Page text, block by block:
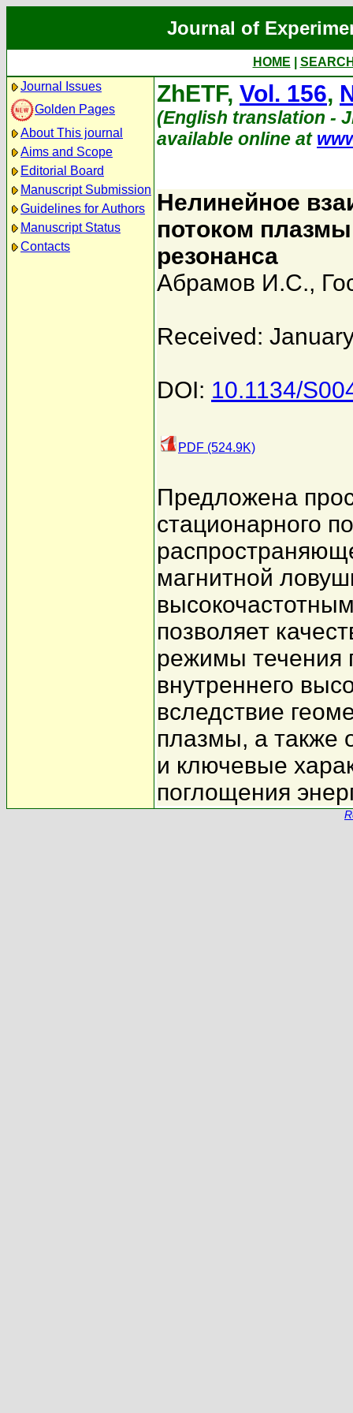
Journal of
HOME
Journal Issues
Golden Pages
About This journal
Aims and Scope
Editorial Board
Manuscript Submission
Guidelines for Authors
Manuscript Status
Contacts
ZhETF, Vol. 156,
(English translation -
available online at
Нелинейное
потоком
резонанса
Абрамов И.С.,
Received:
DOI: 10.1134/
PDF (524.9K)
Предложена
стационарного
магнитной
позволяет
режимы течения
внутреннего
вследствие
плазмы, а также
и ключевые
поглощения